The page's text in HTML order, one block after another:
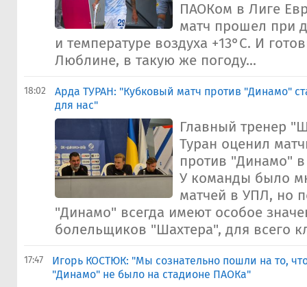
ПАОКом в Лиге
матч прошел при
и температуре воздуха +13°C. И
Люблине, в такую же погоду...
18:02
Арда ТУРАН: "Кубковый матч против "Динамо"
для нас"
Главный тренер
Туран оценил
против "Динамо"
У команды было
матчей в УПЛ, но
"Динамо" всегда имеют особое
болельщиков "Шахтера", для всего
17:47
Игорь КОСТЮК: "Мы сознательно пошли на то,
"Динамо" не было на стадионе ПАОКа"